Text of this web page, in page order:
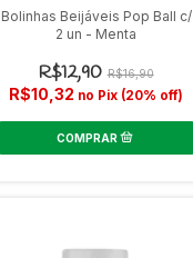
Bolinhas Beijáveis Pop Ball c/
2 un - Menta
R$12,90 R$16,90
R$10,32 no Pix (20% off)